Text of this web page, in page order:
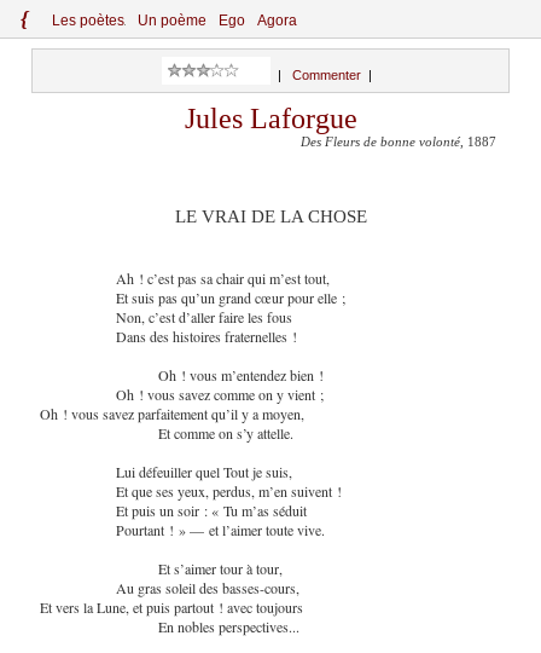
{ Les poètes Un poème Ego Agora
Commenter
Jules Laforgue
Des Fleurs de bonne volonté , 1887
LE VRAI DE LA CHOSE
Ah ! c’est pas sa chair qui m’est tout,
Et suis pas qu’un grand cœur pour elle ;
Non, c’est d’aller faire les fous
Dans des histoires fraternelles !
Oh ! vous m’entendez bien !
Oh ! vous savez comme on y vient ;
Oh ! vous savez parfaitement qu’il y a moyen,
Et comme on s’y attelle.
Lui défeuiller quel Tout je suis,
Et que ses yeux, perdus, m’en suivent !
Et puis un soir : « Tu m’as séduit
Pourtant ! » — et l’aimer toute vive.
Et s’aimer tour à tour,
Au gras soleil des basses-cours,
Et vers la Lune, et puis partout ! avec toujours
En nobles perspectives...